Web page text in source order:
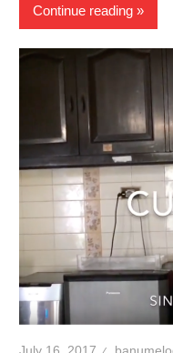
Continue reading